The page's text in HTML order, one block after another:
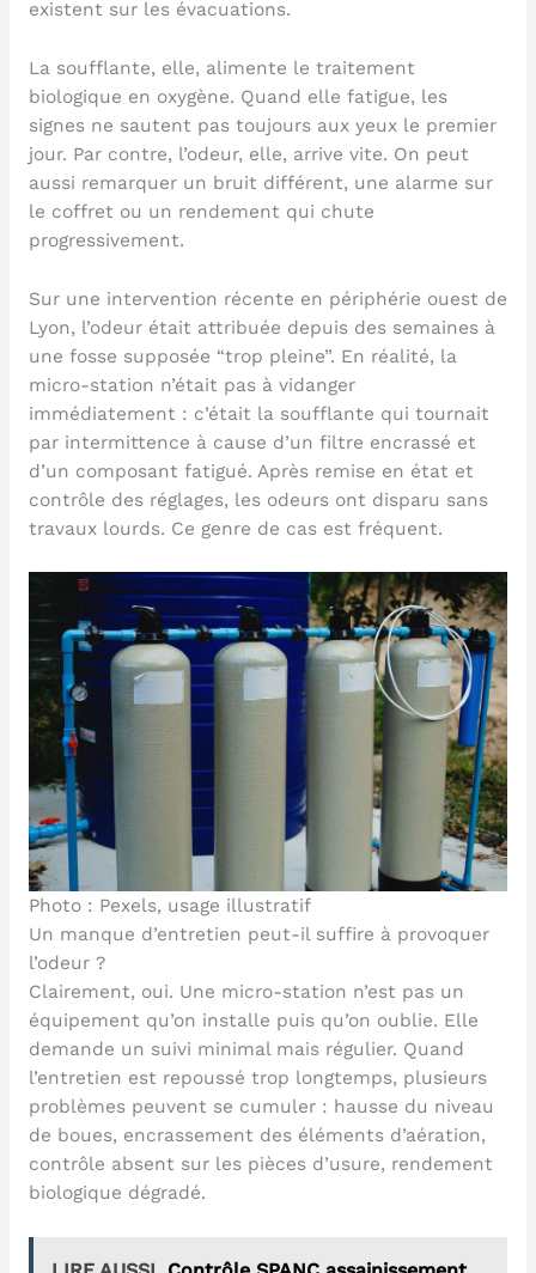
existent sur les évacuations.
La soufflante, elle, alimente le traitement
biologique en oxygène. Quand elle fatigue, les
signes ne sautent pas toujours aux yeux le premier
jour. Par contre, l’odeur, elle, arrive vite. On peut
aussi remarquer un bruit différent, une alarme sur
le coffret ou un rendement qui chute
progressivement.
Sur une intervention récente en périphérie ouest de
Lyon, l’odeur était attribuée depuis des semaines à
une fosse supposée “trop pleine”. En réalité, la
micro-station n’était pas à vidanger
immédiatement : c’était la soufflante qui tournait
par intermittence à cause d’un filtre encrassé et
d’un composant fatigué. Après remise en état et
contrôle des réglages, les odeurs ont disparu sans
travaux lourds. Ce genre de cas est fréquent.
Photo : Pexels, usage illustratif
Un manque d’entretien peut-il suffire à provoquer
l’odeur ?
Clairement, oui. Une micro-station n’est pas un
équipement qu’on installe puis qu’on oublie. Elle
demande un suivi minimal mais régulier. Quand
l’entretien est repoussé trop longtemps, plusieurs
problèmes peuvent se cumuler : hausse du niveau
de boues, encrassement des éléments d’aération,
contrôle absent sur les pièces d’usure, rendement
biologique dégradé.